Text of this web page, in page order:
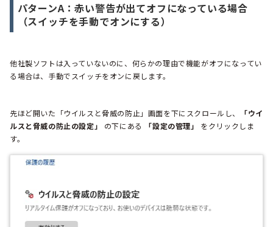
パターンA：赤い警告が出てオフになっている場合
（スイッチを手動でオンにする）
他社製ソフトは入っていないのに、何らかの理由で機能がオフになってい
る場合は、手動でスイッチをオンに戻します。
先ほど開いた「ウイルスと脅威の防止」画面を下にスクロールし、
「ウイ
ルスと脅威の防止の設定」
の下にある 「設定の管理」
をクリックしま
す。